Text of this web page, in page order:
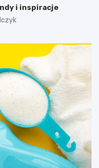
i inspiracje